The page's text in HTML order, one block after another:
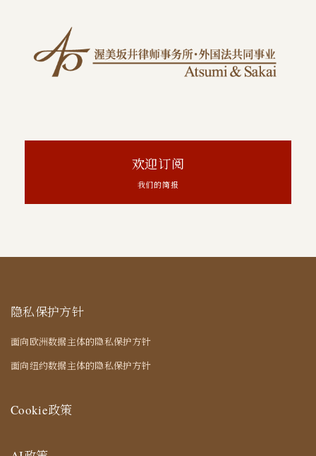
欢迎订阅
我们的简报
隐私保护方针
面向欧洲数据主体的隐私保护方针
面向纽约数据主体的隐私保护方针
Cookie政策